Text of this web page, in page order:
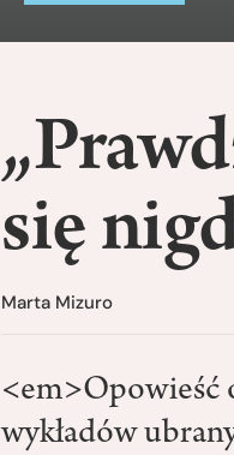
się
Marta Mizuro
<em>Opowieść
wykładów